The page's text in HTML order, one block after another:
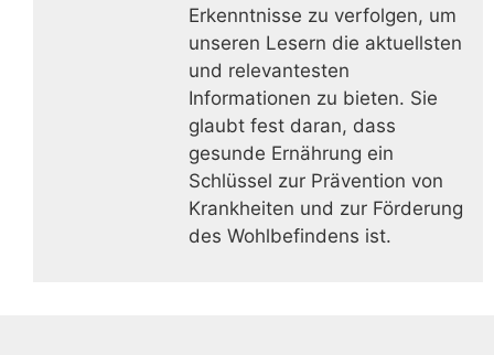
Erkenntnisse zu verfolgen, um
unseren Lesern die aktuellsten
und relevantesten
Informationen zu bieten. Sie
glaubt fest daran, dass
gesunde Ernährung ein
Schlüssel zur Prävention von
Krankheiten und zur Förderung
des Wohlbefindens ist.